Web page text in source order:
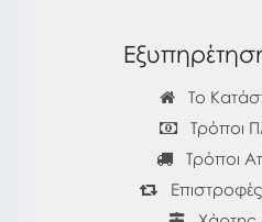
Το
Τρόποι
Τρόποι